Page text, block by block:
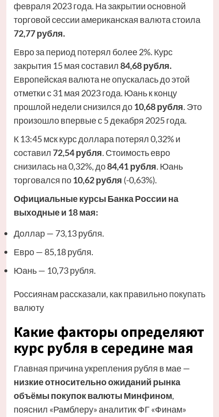
февраля 2023 года. На закрытии основной
торговой сессии американская валюта стоила
72,77 рубля.
Евро за период потерял более 2%. Курс
закрытия 15 мая составил84,68 рубля.
Европейская валюта не опускалась до этой
отметки с 31 мая 2023 года. Юань к концу
прошлой недели снизился до10,68 рубля. Это
произошло впервые с 5 декабря 2025 года.
К 13:45 мск курс доллара потерял 0,32% и
составил72,54 рубля. Стоимость евро
снизилась на 0,32%, до84,41 рубля. Юань
торговался по10,62 рубля (-0,63%).
Официальные курсы Банка России на
выходные и 18 мая:
Доллар — 73,13 рубля.
Евро — 85,18 рубля.
Юань — 10,73 рубля.
Россиянам рассказали, как правильно покупать
валюту
Какие факторы определяют
курс рубля в середине мая
Главная причина укрепления рубля в мае —
низкие относительно ожиданий рынка
объёмы покупок валюты Минфином,
пояснил «Рамблеру» аналитик ФГ «Финам»